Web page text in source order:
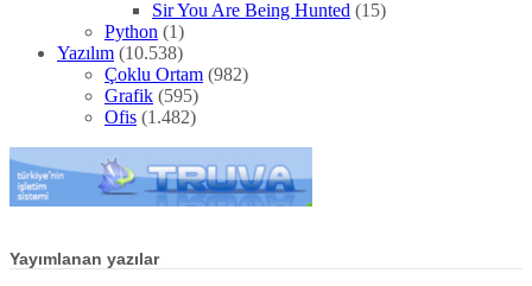
Sir You Are Being Hunted (15)
Python (1)
Yazılım (10.538)
Çoklu Ortam (982)
Grafik (595)
Ofis (1.482)
Yayımlanan yazılar